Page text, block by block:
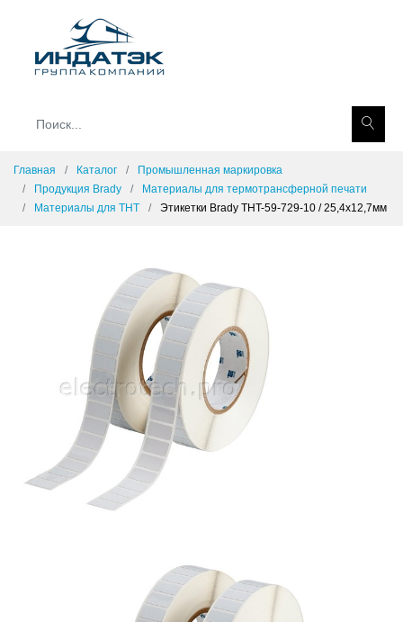
Главная Каталог
Промышленная маркировка
Продукция Brady
Материалы для термотрансферной печати
Материалы для THT
Этикетки Brady THT-59-729-10 / 25,4x12,7мм